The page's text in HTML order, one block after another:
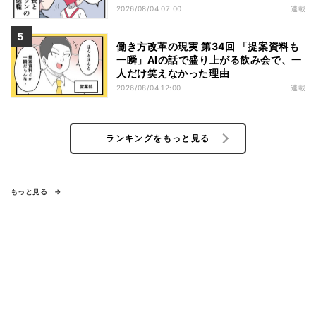
2026/08/04 07:00 連載
働き方改革の現実 第34回 「提案資料も
一瞬」AIの話で盛り上がる飲み会で、一
人だけ笑えなかった理由
2026/08/04 12:00 連載
ランキングをもっと見る
もっと見る